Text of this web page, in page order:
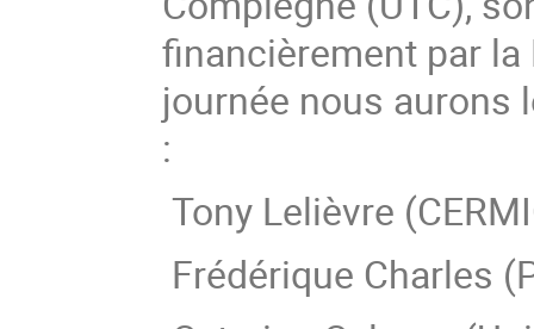
financièrement par la
journée nous aurons
:
Tony Lelièvre
Frédérique Charles